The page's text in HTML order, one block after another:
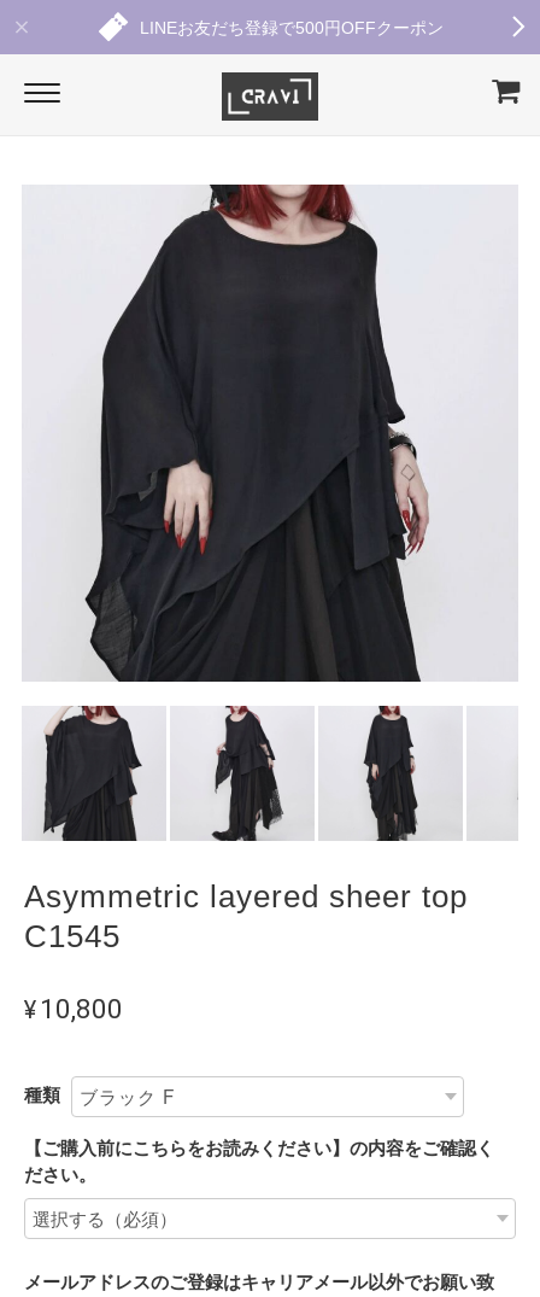
LINEお友だち登録で500円OFFクーポン
Asymmetric layered sheer top
C1545
¥10,800
種類
【ご購入前にこちらをお読みください】の内容をご確認く
ださい。
メールアドレスのご登録はキャリアメール以外でお願い致